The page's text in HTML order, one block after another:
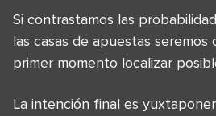
Si contrastamos las
las casas de apuestas seremos
primer momento localizar
La intención final es